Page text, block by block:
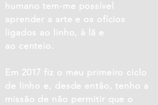
humano tem-me possível
aprender a arte e os ofícios
ligados ao linho, à lã e
ao centeio.
Em 2017 fiz o meu primeiro ciclo
de linho e, desde então, tenho a
missão de não permitir que o